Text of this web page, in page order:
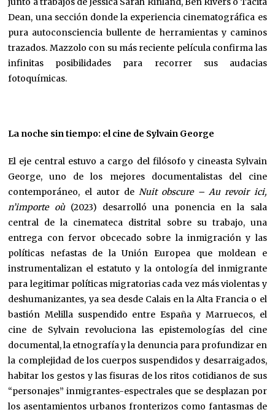
Dean, una sección donde la experiencia cinematográfica es
pura autoconsciencia bullente de herramientas y caminos
trazados. Mazzolo con su más reciente película confirma las
infinitas posibilidades para recorrer sus audacias
fotoquímicas.
La noche sin tiempo: el cine de Sylvain George
El eje central estuvo a cargo del filósofo y cineasta Sylvain
George, uno de los mejores documentalistas del cine
contemporáneo, el autor de Nuit obscure – Au revoir ici,
n’importe où(2023) desarrolló una ponencia en la sala
central de la cinemateca distrital sobre su trabajo, una
entrega con fervor obcecado sobre la inmigración y las
políticas nefastas de la Unión Europea que moldean e
instrumentalizan el estatuto y la ontología del inmigrante
para legitimar políticas migratorias cada vez más violentas y
deshumanizantes, ya sea desde Calais en la Alta Francia o el
bastión Melilla suspendido entre España y Marruecos, el
cine de Sylvain revoluciona las epistemologías del cine
documental, la etnografía y la denuncia para profundizar en
la complejidad de los cuerpos suspendidos y desarraigados,
habitar los gestos y las fisuras de los ritos cotidianos de sus
“personajes” inmigrantes-espectrales que se desplazan por
los asentamientos urbanos fronterizos como fantasmas de